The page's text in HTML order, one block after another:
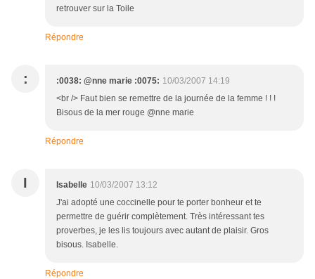
retrouver sur la Toile
Répondre
: :0038: @nne marie :0075: 10/03/2007 14:19
<br /> Faut bien se remettre de la journée de la femme ! ! !
Bisous de la mer rouge @nne marie
Répondre
I Isabelle 10/03/2007 13:12
J'ai adopté une coccinelle pour te porter bonheur et te
permettre de guérir complètement. Très intéressant tes
proverbes, je les lis toujours avec autant de plaisir. Gros
bisous. Isabelle.
Répondre